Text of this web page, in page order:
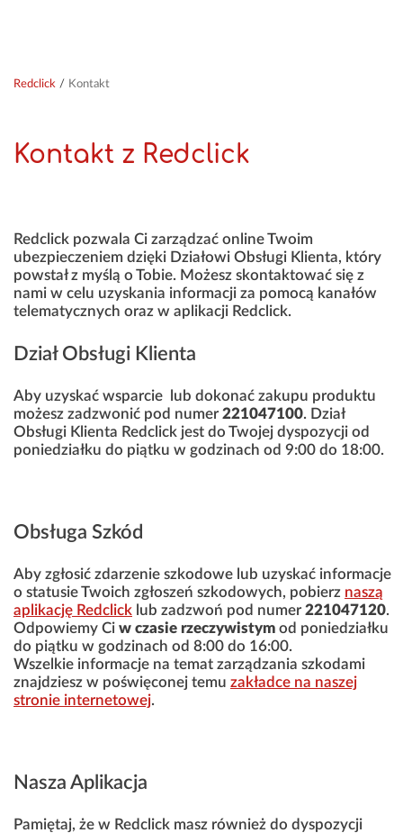
Redclick / Kontakt
Kontakt z Redclick
Redclick pozwala Ci zarządzać online Twoim
ubezpieczeniem dzięki Działowi Obsługi Klienta, który
powstał z myślą o Tobie. Możesz skontaktować się z
nami w celu uzyskania informacji za pomocą kanałów
telematycznych oraz w aplikacji Redclick.
Dział Obsługi Klienta
Aby uzyskać wsparcie lub dokonać zakupu produktu
możesz zadzwonić pod numer 221047100. Dział
Obsługi Klienta Redclick jest do Twojej dyspozycji od
poniedziałku do piątku w godzinach od 9:00 do 18:00.
Obsługa Szkód
Aby zgłosić zdarzenie szkodowe lub uzyskać informacje
o statusie Twoich zgłoszeń szkodowych, pobierz naszą
aplikację Redclick lub zadzwoń pod numer 221047120.
Odpowiemy Ci w czasie rzeczywistym od poniedziałku
do piątku w godzinach od 8:00 do 16:00.
Wszelkie informacje na temat zarządzania szkodami
znajdziesz w poświęconej temu zakładce na naszej
stronie internetowej.
Nasza Aplikacja
Pamiętaj, że w Redclick masz również do dyspozycji